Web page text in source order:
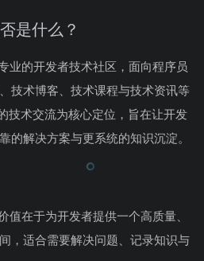
是什么？
业的开发者技术社区，面向程序员
技术博客、技术课程与技术资讯等
技术交流为核心定位，旨在让开发
的解决方案与更系统的知识沉淀。
在于为开发者提供一个高质量、
，适合需要解决问题、记录知识与